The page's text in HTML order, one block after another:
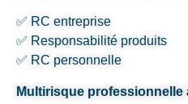
✅ RC entreprise
✅ Responsabilité produits
✅ RC personnelle
Multirisque professionnelle